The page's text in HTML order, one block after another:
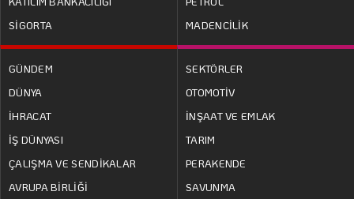
SİGORTA
MADENCİLİK
GÜNDEM
DÜNYA
İHRACAT
İŞ DÜNYASI
ÇALIŞMA VE SENDİKALAR
AVRUPA BİRLİĞİ
SEKTÖRLER
OTOMOTİV
İNŞAAT VE EMLAK
TARIM
PERAKENDE
SAVUNMA